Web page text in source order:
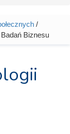
/
Biznesu